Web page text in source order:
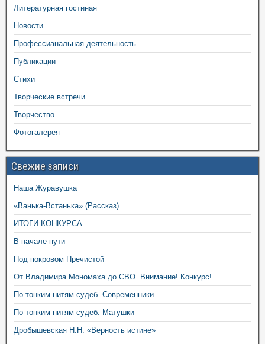
Литературная гостиная
Новости
Профессианальная деятельность
Публикации
Стихи
Творческие встречи
Творчество
Фотогалерея
Свежие записи
Наша Журавушка
«Ванька-Встанька» (Рассказ)
ИТОГИ КОНКУРСА
В начале пути
Под покровом Пречистой
От Владимира Мономаха до СВО. Внимание! Конкурс!
По тонким нитям судеб. Современники
По тонким нитям судеб. Матушки
Дробышевская Н.Н. «Верность истине»